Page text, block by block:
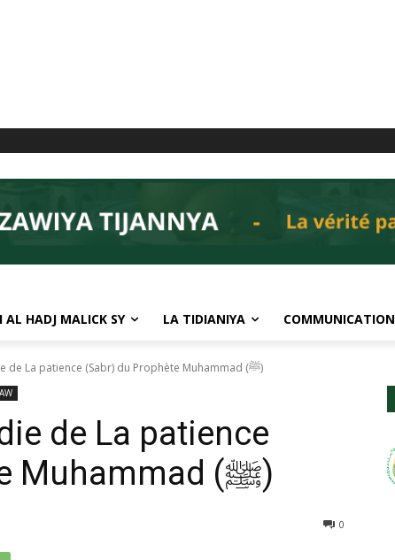
AL HADJ MALICK SY LA TIDIANIYA COMMUNICATION
Analyse approfondie de La patience (Sabr) du Prophète Muhammad (ﷺ)
de La patience
(Sabr) du Prophète Muhammad (ﷺ)
0